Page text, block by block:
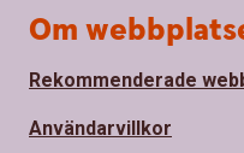
Om
Rekommenderade
Användarvillkor